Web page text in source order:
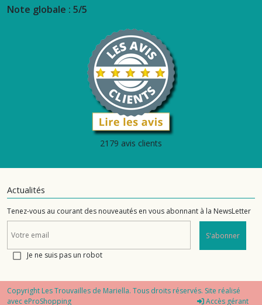
Note globale : 5/5
2179 avis clients
Actualités
Tenez-vous au courant des nouveautés en vous abonnant à la NewsLetter
S'abonner
Je ne suis pas un robot
Copyright Les Trouvailles de Mariella. Tous droits réservés. Site réalisé
avec eProShopping Accès gérant